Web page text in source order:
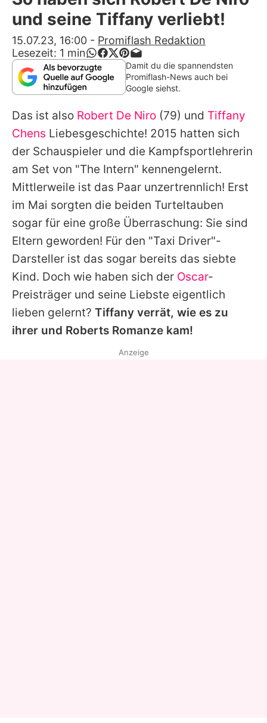
Alle Themen auf Promiflash
Jobs
App runterladen
Team
Redaktionelle Richtlinien
Impressum
Datenschutzerklärung
Nutzungsbedingungen
Utiq verwalten
und seine Tiffany verliebt!
15.07.23, 16:00 - Promiflash Redaktion
Lesezeit: 1 min
Damit du die spannendsten
Promiflash-News auch bei
Google siehst.
Das ist also Robert De Niro (79) und Tiffany
Chens Liebesgeschichte! 2015 hatten sich
der Schauspieler und die Kampfsportlehrerin
am Set von "The Intern" kennengelernt.
Mittlerweile ist das Paar unzertrennlich! Erst
im Mai sorgten die beiden Turteltauben
sogar für eine große Überraschung: Sie sind
Eltern geworden! Für den "Taxi Driver"-
Darsteller ist das sogar bereits das siebte
Kind. Doch wie haben sich der Oscar-
Preisträger und seine Liebste eigentlich
lieben gelernt? Tiffany verrät, wie es zu
ihrer und Roberts Romanze kam!
Anzeige